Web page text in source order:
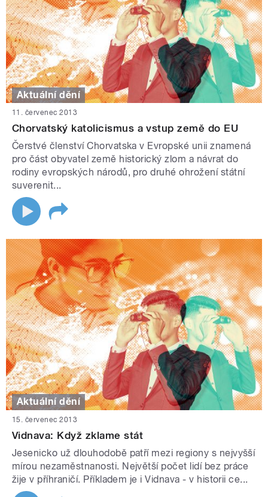
Aktuální dění
11. červenec 2013
Chorvatský katolicismus a vstup země do EU
Čerstvé členství Chorvatska v Evropské unii znamená
pro část obyvatel země historický zlom a návrat do
rodiny evropských národů, pro druhé ohrožení státní
suverenit...
Aktuální dění
15. červenec 2013
Vidnava: Když zklame stát
Jesenicko už dlouhodobě patří mezi regiony s nejvyšší
mírou nezaměstnanosti. Největší počet lidí bez práce
žije v příhraničí. Příkladem je i Vidnava - v historii ce...